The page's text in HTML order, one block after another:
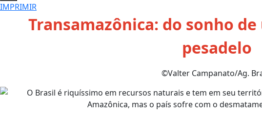
IMPRIMIR
Transamazônica: do sonho de
pesadelo
©Valter Campanato/Ag.